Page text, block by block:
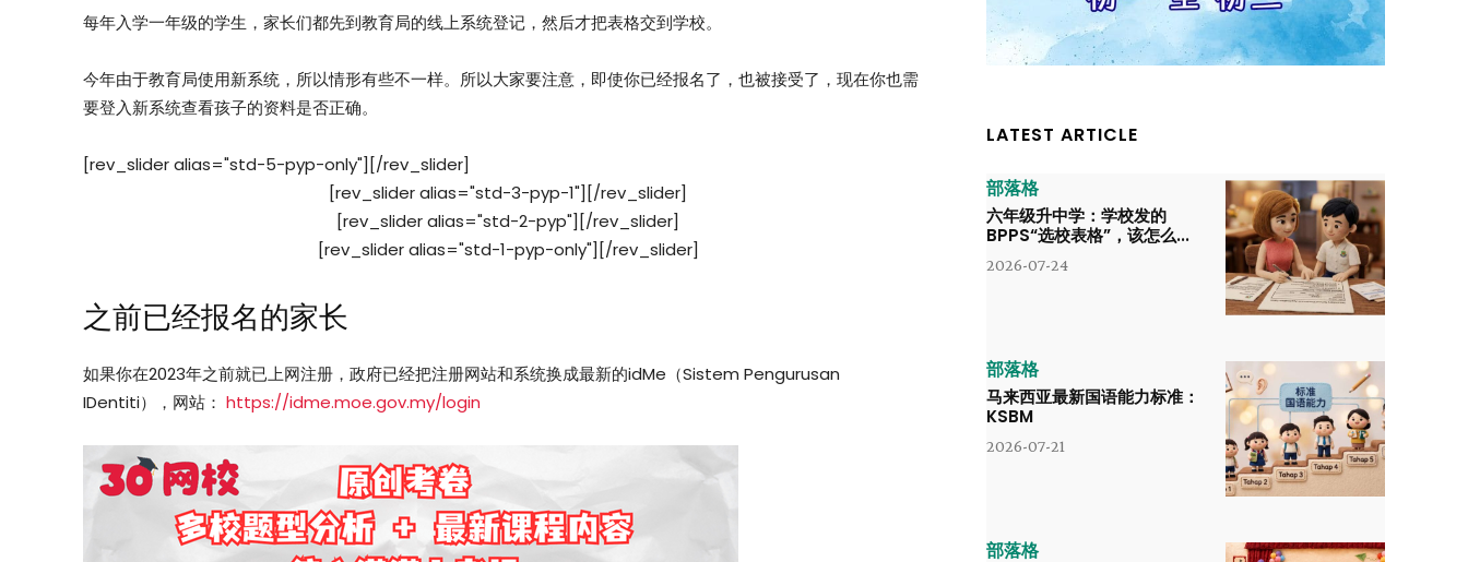
每年入学一年级的学生，家长们都先到教育局的线上系统登记，然后才把表格交到学校。
今年由于教育局使用新系统，所以情形有些不一样。所以大家要注意，即使你已经报名了，也被接受了，现在你也需
要登入新系统查看孩子的资料是否正确。
[rev_slider alias="std-5-pyp-only"][/rev_slider]
[rev_slider alias="std-3-pyp-1"][/rev_slider]
[rev_slider alias="std-2-pyp"][/rev_slider]
[rev_slider alias="std-1-pyp-only"][/rev_slider]
之前已经报名的家长
如果你在2023年之前就已上网注册，政府已经把注册网站和系统换成最新的idMe（Sistem Pengurusan
IDentiti），网站： https://idme.moe.gov.my/login
LATEST ARTICLE
部落格
六年级升中学：学校发的
BPPS“选校表格”，该怎么...
2026-07-24
部落格
马来西亚最新国语能力标准：
KSBM
2026-07-21
部落格